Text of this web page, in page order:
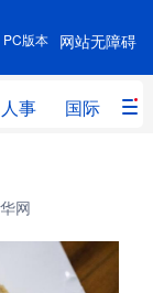
网站无障碍
PC版本
人事 国际 财
教育
网